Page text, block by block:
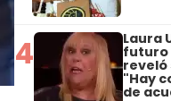
4 Laura
futuro
reveló
"Hay
de